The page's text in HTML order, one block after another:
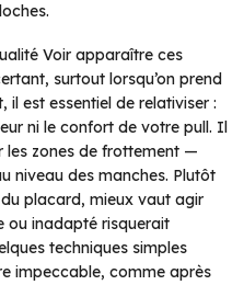
Voir apparaître ces
surtout lorsqu’on prend
il est essentiel de relativiser :
ni le confort de votre pull. Il
les zones de frottement —
niveau des manches. Plutôt
placard, mieux vaut agir
ou inadapté risquerait
techniques simples
impeccable, comme après